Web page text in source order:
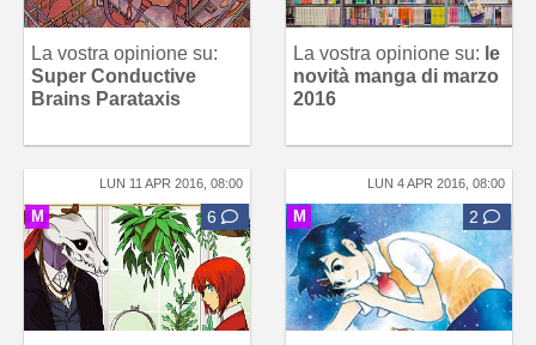
La vostra opinione su:
Super Conductive
Brains Parataxis
La vostra opinione su: le
novità manga di marzo
2016
LUN 11 APR 2016, 08:00
M 6
LUN 4 APR 2016, 08:00
M 2